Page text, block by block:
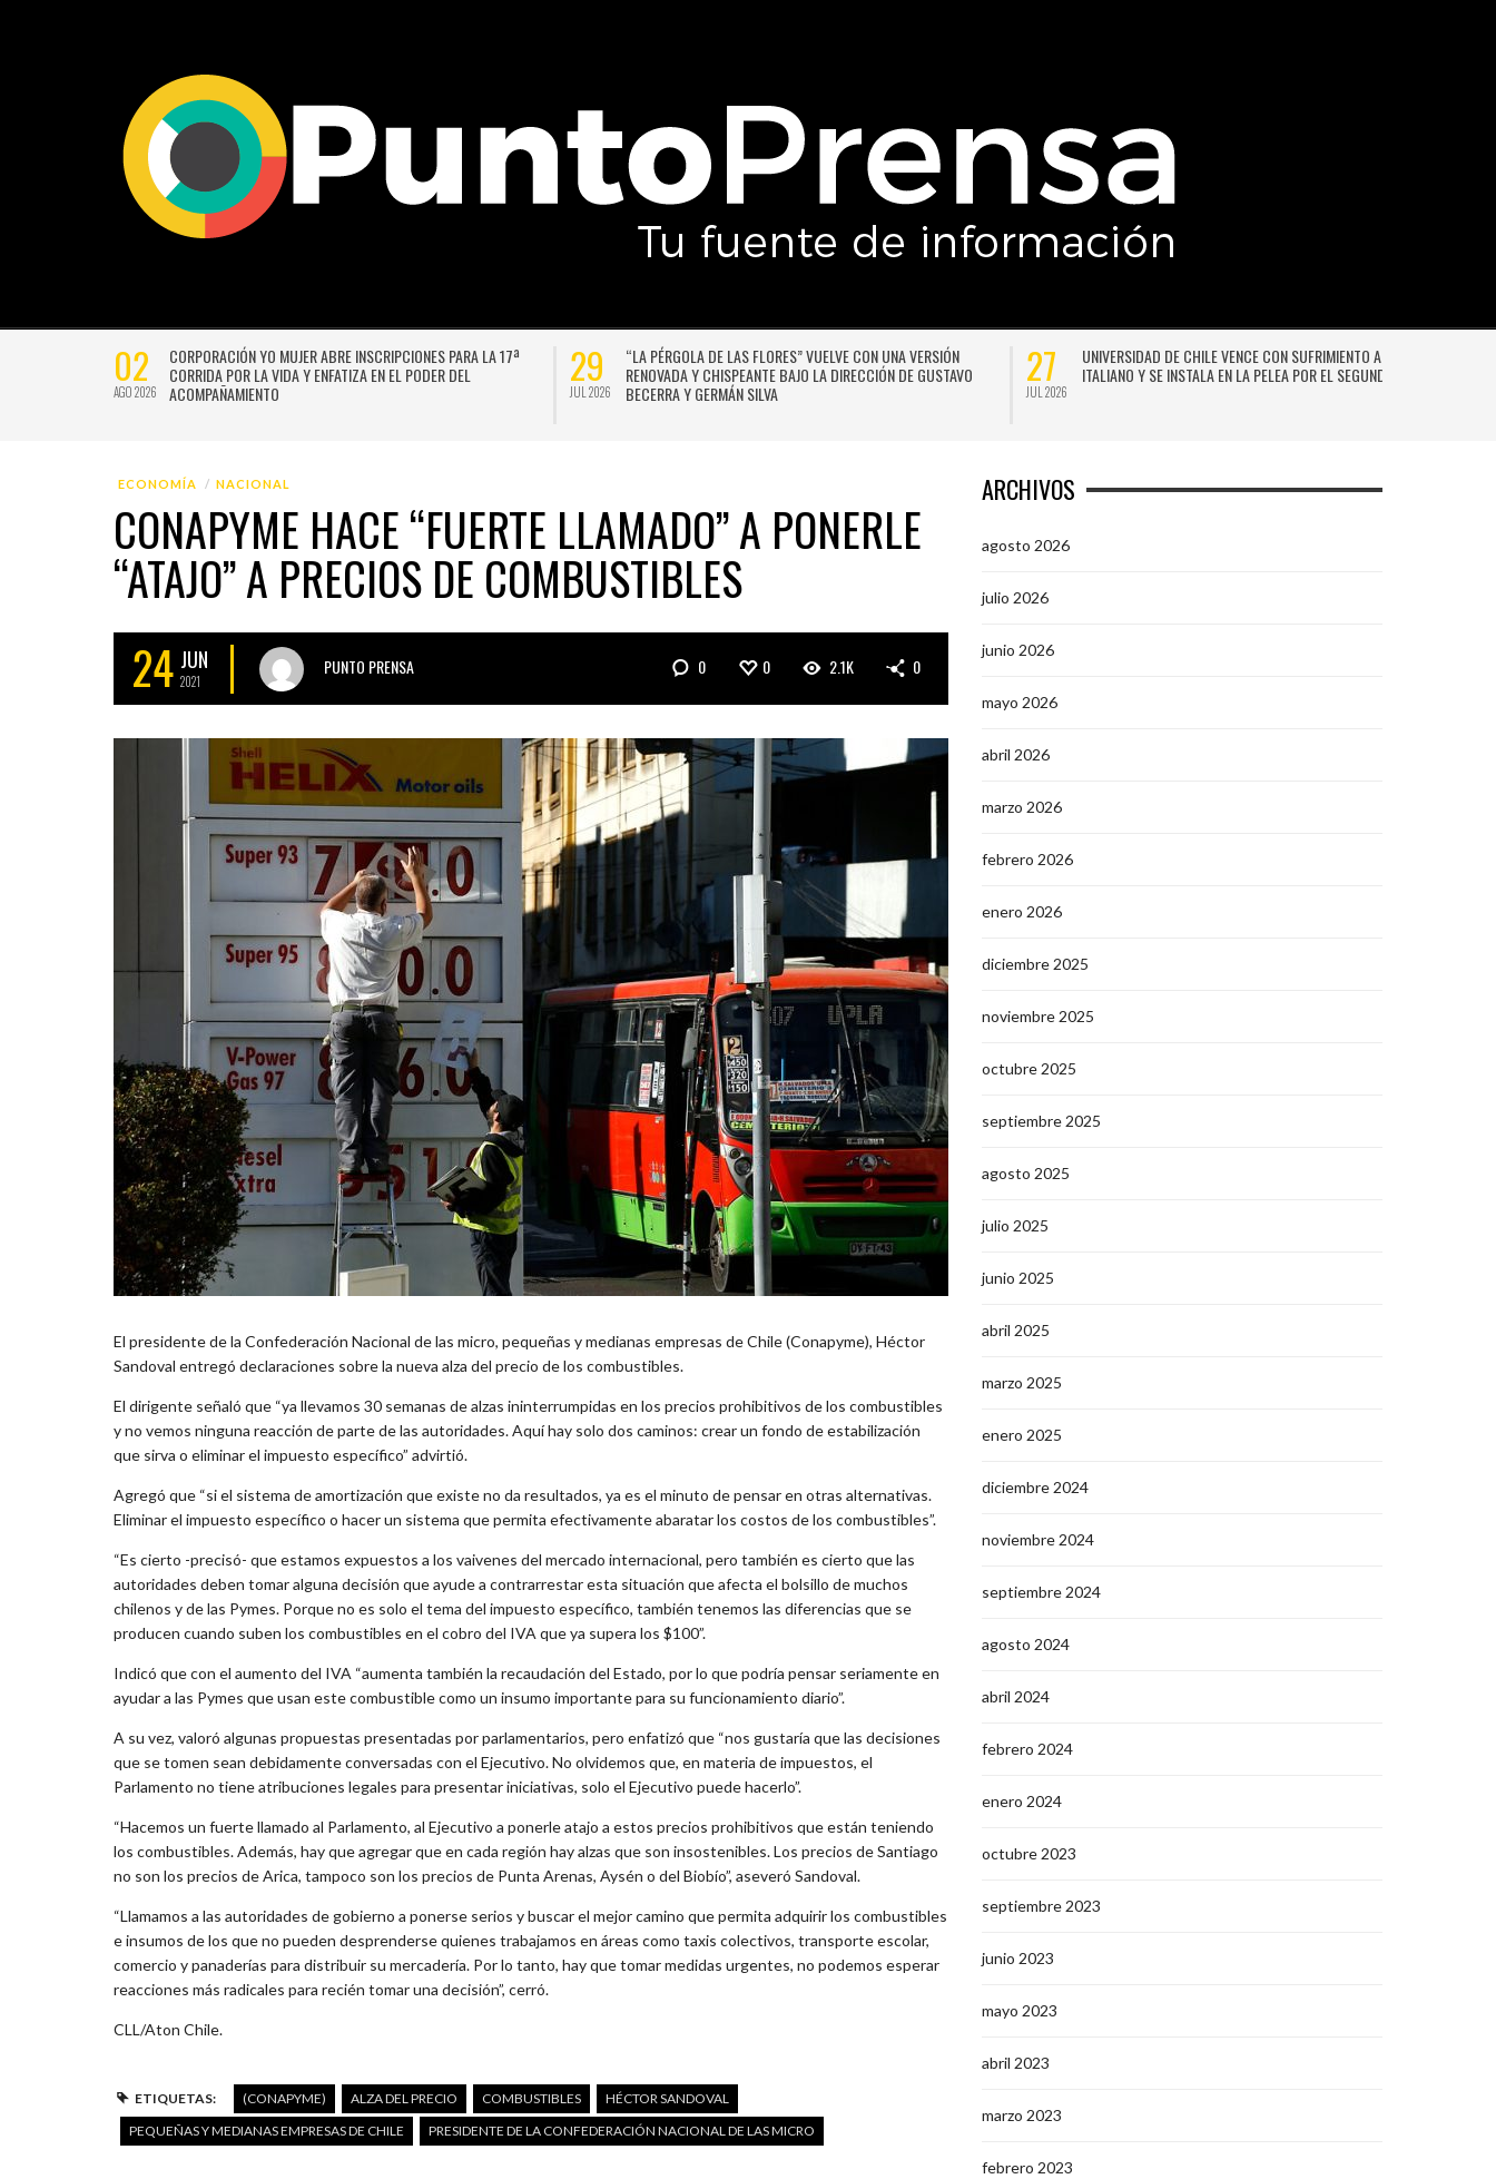
02
AGO 2026
CORPORACIÓN YO MUJER ABRE INSCRIPCIONES PARA LA 17ª
CORRIDA POR LA VIDA Y ENFATIZA EN EL PODER DEL
ACOMPAÑAMIENTO
29
JUL 2026
“LA PÉRGOLA DE LAS FLORES” VUELVE CON UNA VERSIÓN
RENOVADA Y CHISPEANTE BAJO LA DIRECCIÓN DE GUSTAVO
BECERRA Y GERMÁN SILVA
27
JUL 2026
UNIVERSIDAD DE CHILE VENCE CON SUFRIMIENTO A AUDAX
ITALIANO Y SE INSTALA EN LA PELEA POR EL SEGUNDO LUGAR
ECONOMÍA NACIONAL
CONAPYME HACE “FUERTE LLAMADO” A PONERLE
“ATAJO” A PRECIOS DE COMBUSTIBLES
24 JUN
2021
PUNTO PRENSA 0 0 2.1K 0
El presidente de la Confederación Nacional de las micro, pequeñas y medianas empresas de Chile (Conapyme), Héctor
Sandoval entregó declaraciones sobre la nueva alza del precio de los combustibles.
El dirigente señaló que “ya llevamos 30 semanas de alzas ininterrumpidas en los precios prohibitivos de los combustibles
y no vemos ninguna reacción de parte de las autoridades. Aquí hay solo dos caminos: crear un fondo de estabilización
que sirva o eliminar el impuesto específico” advirtió.
Agregó que “si el sistema de amortización que existe no da resultados, ya es el minuto de pensar en otras alternativas.
Eliminar el impuesto específico o hacer un sistema que permita efectivamente abaratar los costos de los combustibles”.
“Es cierto -precisó- que estamos expuestos a los vaivenes del mercado internacional, pero también es cierto que las
autoridades deben tomar alguna decisión que ayude a contrarrestar esta situación que afecta el bolsillo de muchos
chilenos y de las Pymes. Porque no es solo el tema del impuesto específico, también tenemos las diferencias que se
producen cuando suben los combustibles en el cobro del IVA que ya supera los $100”.
Indicó que con el aumento del IVA “aumenta también la recaudación del Estado, por lo que podría pensar seriamente en
ayudar a las Pymes que usan este combustible como un insumo importante para su funcionamiento diario”.
A su vez, valoró algunas propuestas presentadas por parlamentarios, pero enfatizó que “nos gustaría que las decisiones
que se tomen sean debidamente conversadas con el Ejecutivo. No olvidemos que, en materia de impuestos, el
Parlamento no tiene atribuciones legales para presentar iniciativas, solo el Ejecutivo puede hacerlo”.
“Hacemos un fuerte llamado al Parlamento, al Ejecutivo a ponerle atajo a estos precios prohibitivos que están teniendo
los combustibles. Además, hay que agregar que en cada región hay alzas que son insostenibles. Los precios de Santiago
no son los precios de Arica, tampoco son los precios de Punta Arenas, Aysén o del Biobío”, aseveró Sandoval.
“Llamamos a las autoridades de gobierno a ponerse serios y buscar el mejor camino que permita adquirir los combustibles
e insumos de los que no pueden desprenderse quienes trabajamos en áreas como taxis colectivos, transporte escolar,
comercio y panaderías para distribuir su mercadería. Por lo tanto, hay que tomar medidas urgentes, no podemos esperar
reacciones más radicales para recién tomar una decisión”, cerró.
CLL/Aton Chile.
ETIQUETAS: (CONAPYME) ALZA DEL PRECIO COMBUSTIBLES
HÉCTOR SANDOVAL
PEQUEÑAS Y MEDIANAS EMPRESAS DE CHILE
PRESIDENTE DE LA CONFEDERACIÓN NACIONAL DE LAS MICRO
ARCHIVOS
agosto 2026
julio 2026
junio 2026
mayo 2026
abril 2026
marzo 2026
febrero 2026
enero 2026
diciembre 2025
noviembre 2025
octubre 2025
septiembre 2025
agosto 2025
julio 2025
junio 2025
abril 2025
marzo 2025
enero 2025
diciembre 2024
noviembre 2024
septiembre 2024
agosto 2024
abril 2024
febrero 2024
enero 2024
octubre 2023
septiembre 2023
junio 2023
mayo 2023
abril 2023
marzo 2023
febrero 2023